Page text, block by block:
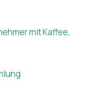
mit Kaffee,